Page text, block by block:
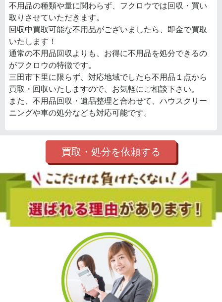
不用品の種類や量に関わらず、フクロウでは回収・買い
取りさせていただきます。
回収中買取可能な不用品がございましたら、即金で買取
いたします！
通常の不用品回収よりも、お得に不用品を処分できるの
がフクロウの特徴です。
三田市下里に限らず、対応地域でしたら不用品１点から
買取・回収いたしますので、お気軽にご相談下さい。
また、不用品回収・遺品整理と合わせて、ハウスクリー
ニングや車の処分なども対応可能です。
買取・処分を依頼する